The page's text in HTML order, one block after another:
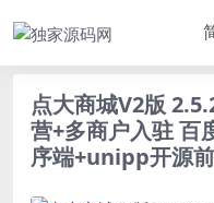
点大商城V2版
营+多商户入驻 百
序端+unipp开源